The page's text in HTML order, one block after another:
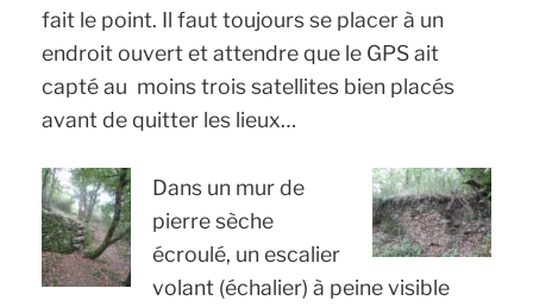
fait le point. Il faut toujours se placer à un
endroit ouvert et attendre que le GPS ait
capté au moins trois satellites bien placés
avant de quitter les lieux…
Dans un mur de
pierre sèche
écroulé, un escalier
volant (échalier) à peine visible